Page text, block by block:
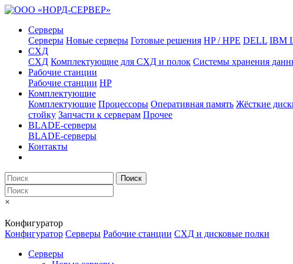
Серверы
Серверы Новые серверы Готовые решения HP / HPE DELL IBM
СХД
СХД Комплектующие для СХД и полок Системы хранения
Рабочие станции
Рабочие станции HP
Комплектующие
Комплектующие Процессоры Оперативная память Жёсткие
стойку Запчасти к серверам Прочее
BLADE-серверы
BLADE-серверы
Контакты
Поиск
×
Конфигуратор
Конфигуратор Серверы Рабочие станции СХД и дисковые полки
Серверы